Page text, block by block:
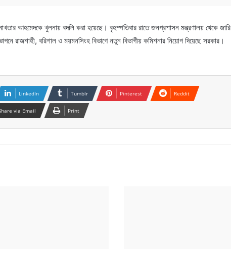
আহমেদকে খুলনায় বদলি করা হয়েছে। বৃহস্পতিবার রাতে জনপ্রশাসন মন্ত্রণালয় থেকে জারি
রাজশাহী, বরিশাল ও ময়মনসিংহ বিভাগে নতুন বিভাগীয় কমিশনার নিয়োগ দিয়েছে সরকার।
LinkedIn Tumblr Pinterest Reddit
via Email Print